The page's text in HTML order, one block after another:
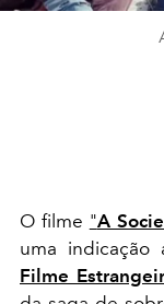
O filme "A
uma indicação
Filme